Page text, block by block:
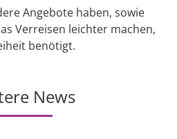
Angebote haben, sowie
Verreisen leichter machen,
benötigt.
News